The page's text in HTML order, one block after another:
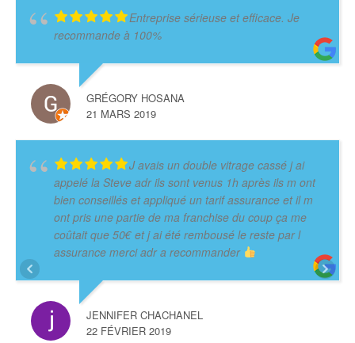
Entreprise sérieuse et efficace. Je
recommande à 100%
GRÉGORY HOSANA
21 MARS 2019
J avais un double vitrage cassé j ai
appelé la Steve adr ils sont venus 1h après ils m ont
bien conseillés et appliqué un tarif assurance et il m
ont pris une partie de ma franchise du coup ça me
coûtait que 50€ et j ai été rembousé le reste par l
assurance merci adr a recommander
JENNIFER CHACHANEL
22 FÉVRIER 2019